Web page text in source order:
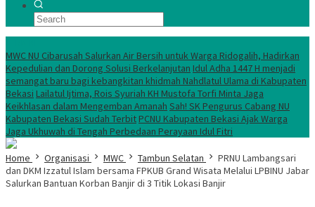
MWC NU Cibarusah Salurkan Air Bersih untuk Warga Ridogalih, Hadirkan
Kepedulian dan Dorong Solusi Berkelanjutan Idul Adha 1447 H menjadi
semangat baru bagi kebangkitan khidmah Nahdlatul Ulama di Kabupaten
Bekasi Lailatul Ijtima, Rois Syuriah KH Mustofa Torfi Minta Jaga
Keikhlasan dalam Mengemban Amanah Sah! SK Pengurus Cabang NU
Kabupaten Bekasi Sudah Terbit PCNU Kabupaten Bekasi Ajak Warga
Jaga Ukhuwah di Tengah Perbedaan Perayaan Idul Fitri
Home Organisasi MWC Tambun Selatan
PRNU Lambangsari
dan DKM Izzatul Islam bersama FPKUB Grand Wisata Melalui LPBINU Jabar
Salurkan Bantuan Korban Banjir di 3 Titik Lokasi Banjir